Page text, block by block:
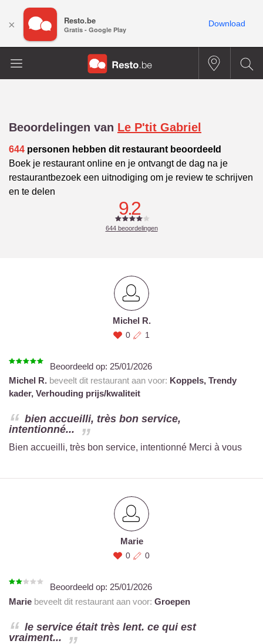
Beoordelingen van Le P'tit Gabriel
644 personen hebben dit restaurant beoordeeld
Boek je restaurant online en je ontvangt de dag na je
restaurantbezoek een uitnodiging om je review te schrijven
en te delen
9.2
644beoordelingen
Michel R.
0 1
Beoordeeld op: 25/01/2026
Michel R. beveelt dit restaurant aan voor: Koppels, Trendy
kader, Verhouding prijs/kwaliteit
bien accueilli, très bon service,
intentionné...
Bien accueilli, très bon service, intentionné Merci à vous
Marie
0 0
Beoordeeld op: 25/01/2026
Marie beveelt dit restaurant aan voor: Groepen
le service était très lent. ce qui est
vraiment...
× Resto.be
Gratis - Google Play
Download